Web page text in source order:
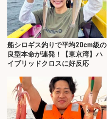
船シロギス釣りで平均20cm級の
良型本命が連発！【東京湾】ハ
イブリッドクロスに好反応